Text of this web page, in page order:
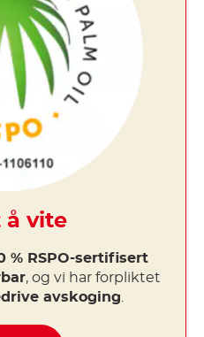
å vite
% RSPO-sertifisert
, og vi har forpliktet
avskoging